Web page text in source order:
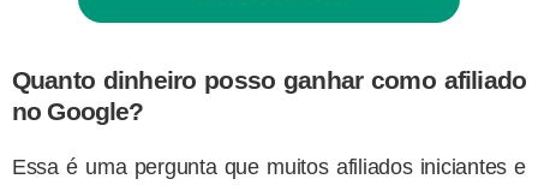
Quanto dinheiro posso ganhar como afiliado
no Google?
Essa é uma pergunta que muitos afiliados iniciantes e